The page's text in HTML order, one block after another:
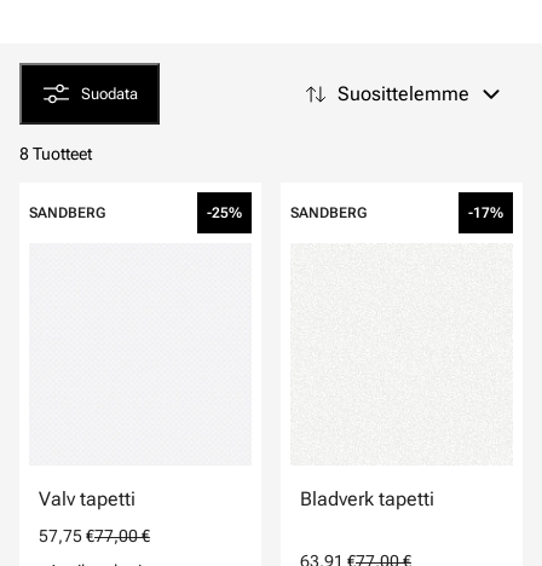
Suodata Suosittelemme
8 Tuotteet
SANDBERG -25%
Valv tapetti
57,75 €77,00 €
SANDBERG -17%
Bladverk tapetti
63,91 €77,00 €